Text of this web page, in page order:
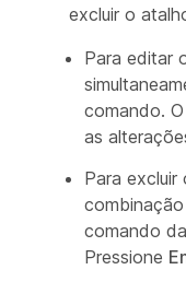
excluir o
Para editar
comando.
as
Para excluir
comando
Pressione